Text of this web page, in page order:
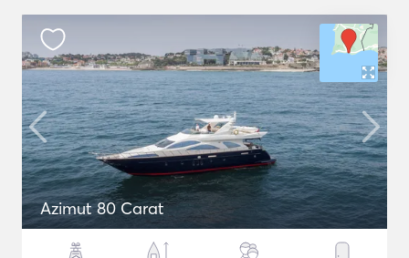
Azimut 80 Carat